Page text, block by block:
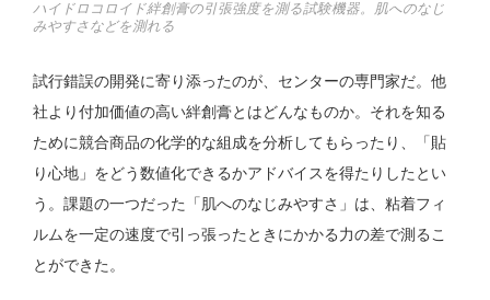
ハイドロコロイド絆創膏の引張強度を測る試験機器。肌へのなじ
みやすさなどを測れる
試行錯誤の開発に寄り添ったのが、センターの専門家だ。他
社より付加価値の高い絆創膏とはどんなものか。それを知る
ために競合商品の化学的な組成を分析してもらったり、「貼
り心地」をどう数値化できるかアドバイスを得たりしたとい
う。課題の一つだった「肌へのなじみやすさ」は、粘着フィ
ルムを一定の速度で引っ張ったときにかかる力の差で測るこ
とができた。